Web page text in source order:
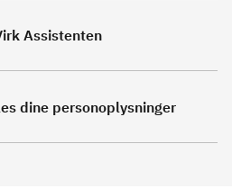
Assistenten
dine personoplysninger